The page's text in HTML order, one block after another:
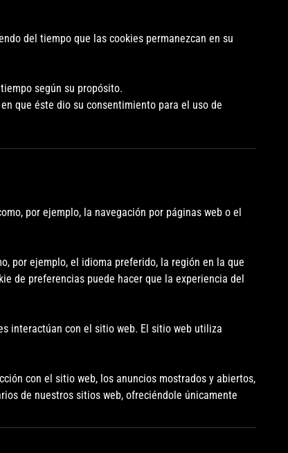
del tiempo que las cookies permanezcan en su
según su propósito.
que éste dio su consentimiento para el uso de
por ejemplo, la navegación por páginas web o el
por ejemplo, el idioma preferido, la región en la que
de preferencias puede hacer que la experiencia del
interactúan con el sitio web. El sitio web utiliza
con el sitio web, los anuncios mostrados y abiertos,
de nuestros sitios web, ofreciéndole únicamente